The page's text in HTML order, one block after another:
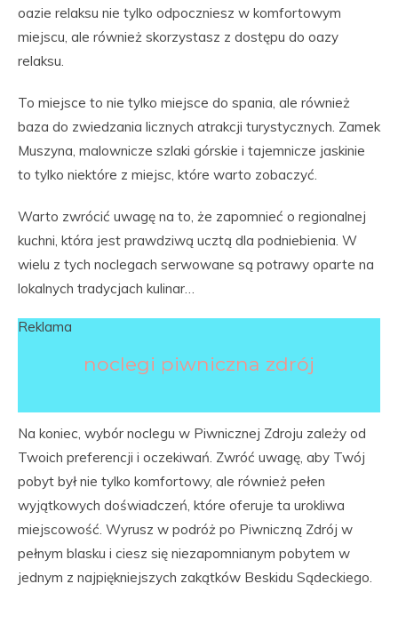
oazie relaksu nie tylko odpoczniesz w komfortowym
miejscu, ale również skorzystasz z dostępu do oazy
relaksu.
To miejsce to nie tylko miejsce do spania, ale również
baza do zwiedzania licznych atrakcji turystycznych. Zamek
Muszyna, malownicze szlaki górskie i tajemnicze jaskinie
to tylko niektóre z miejsc, które warto zobaczyć.
Warto zwrócić uwagę na to, że zapomnieć o regionalnej
kuchni, która jest prawdziwą ucztą dla podniebienia. W
wielu z tych noclegach serwowane są potrawy oparte na
lokalnych tradycjach kulinar…
Reklama
noclegi piwniczna zdrój
Na koniec, wybór noclegu w Piwnicznej Zdroju zależy od
Twoich preferencji i oczekiwań. Zwróć uwagę, aby Twój
pobyt był nie tylko komfortowy, ale również pełen
wyjątkowych doświadczeń, które oferuje ta urokliwa
miejscowość. Wyrusz w podróż po Piwniczną Zdrój w
pełnym blasku i ciesz się niezapomnianym pobytem w
jednym z najpiękniejszych zakątków Beskidu Sądeckiego.